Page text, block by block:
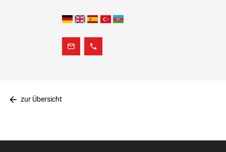
mail_outline phone
arrow_back zur Übersicht